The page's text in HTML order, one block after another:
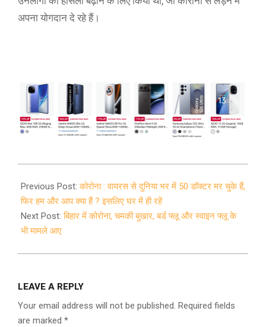
अपना योगदान दे रहे हैं।
03-
28
Previous Post:कोरोना : वायरस से दुनिया भर में 50 डॉक्टर मर चुके हैं,
फिर हम और आप क्या हैं ? इसलिए घर में ही रहें
Next Post:बिहार में कोरोना, चमकी बुखार, बर्ड फ्लू और स्वाइन फ्लू के
भी मामले आए
LEAVE A REPLY
Your email address will not be published. Required fields
are marked *